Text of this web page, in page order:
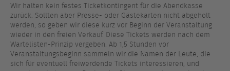
Wir halten kein festes Ticketkontingent für die Abendkasse
zurück. Sollten aber Presse- oder Gästekarten nicht abgeholt
werden, so geben wir diese kurz vor Beginn der Veranstaltung
wieder in den freien Verkauf. Diese Tickets werden nach dem
Wartelisten-Prinzip vergeben. Ab 1,5 Stunden vor
Veranstaltungsbeginn sammeln wir die Namen der Leute, die
sich für eventuell freiwerdende Tickets interessieren, und